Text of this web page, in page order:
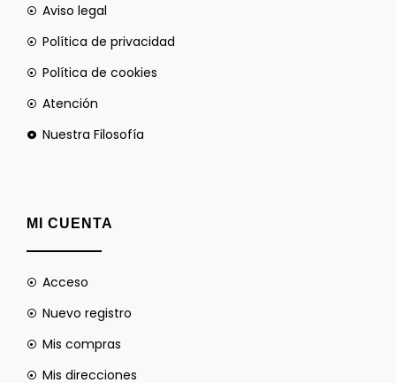
Aviso legal
Política de privacidad
Política de cookies
Atención
Nuestra Filosofía
MI CUENTA
Acceso
Nuevo registro
Mis compras
Mis direcciones